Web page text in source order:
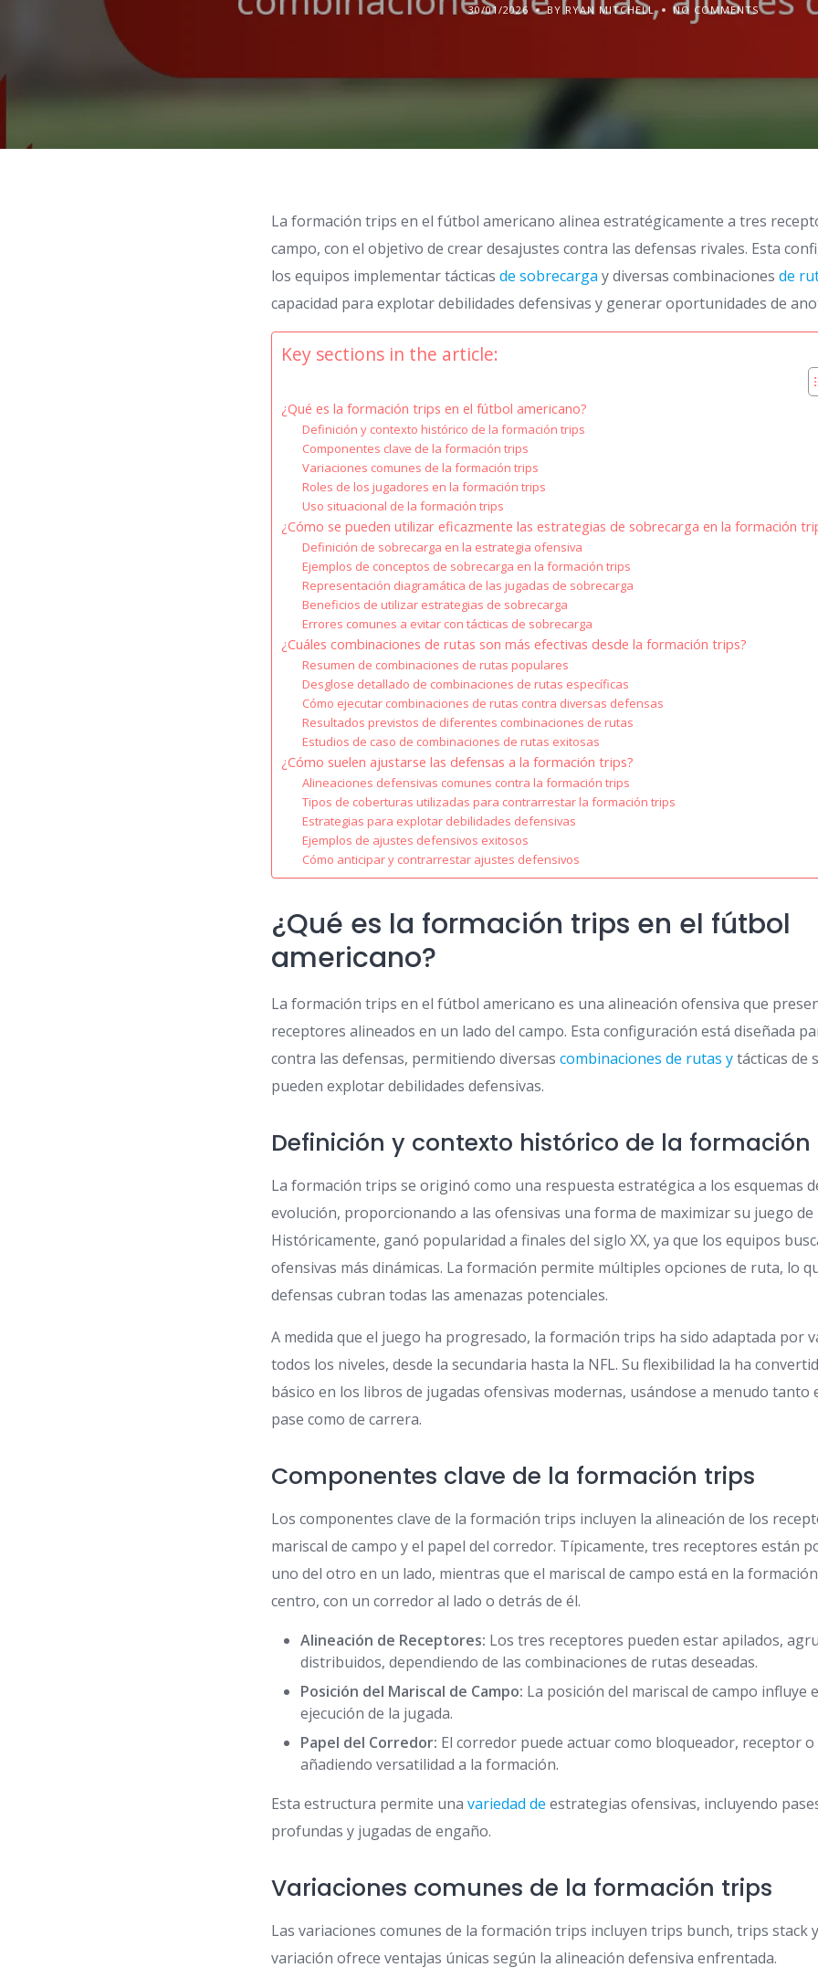
30/01/2026 BY RYAN MITCHELL NO COMMENTS
La formación trips en el fútbol americano alinea estratégicamente a tres
campo, con el objetivo de crear desajustes contra las defensas rivales. Esta
los equipos implementar tácticasde sobrecarga y diversas combinacionesde
capacidad para explotar debilidades defensivas y generar oportunidades de
Key sections in the article:
¿Qué es la formación trips en el fútbol americano?
Definición y contexto histórico de la formación trips
Componentes clave de la formación trips
Variaciones comunes de la formación trips
Roles de los jugadores en la formación trips
Uso situacional de la formación trips
¿Cómo se pueden utilizar eficazmente las estrategias de sobrecarga en la formación
Definición de sobrecarga en la estrategia ofensiva
Ejemplos de conceptos de sobrecarga en la formación trips
Representación diagramática de las jugadas de sobrecarga
Beneficios de utilizar estrategias de sobrecarga
Errores comunes a evitar con tácticas de sobrecarga
¿Cuáles combinaciones de rutas son más efectivas desde la formación trips?
Resumen de combinaciones de rutas populares
Desglose detallado de combinaciones de rutas específicas
Cómo ejecutar combinaciones de rutas contra diversas defensas
Resultados previstos de diferentes combinaciones de rutas
Estudios de caso de combinaciones de rutas exitosas
¿Cómo suelen ajustarse las defensas a la formación trips?
Alineaciones defensivas comunes contra la formación trips
Tipos de coberturas utilizadas para contrarrestar la formación trips
Estrategias para explotar debilidades defensivas
Ejemplos de ajustes defensivos exitosos
Cómo anticipar y contrarrestar ajustes defensivos
¿Qué es la formación trips en el fútbol
americano?
La formación trips en el fútbol americano es una alineación ofensiva que
receptores alineados en un lado del campo. Esta configuración está diseñada
contra las defensas, permitiendo diversascombinaciones de rutas ytácticas de
pueden explotar debilidades defensivas.
Definición y contexto histórico de la
La formación trips se originó como una respuesta estratégica a los esquemas
evolución, proporcionando a las ofensivas una forma de maximizar su juego de
Históricamente, ganó popularidad a finales del siglo XX, ya que los equipos
ofensivas más dinámicas. La formación permite múltiples opciones de ruta, lo
defensas cubran todas las amenazas potenciales.
A medida que el juego ha progresado, la formación trips ha sido adaptada por
todos los niveles, desde la secundaria hasta la NFL. Su flexibilidad la ha
básico en los libros de jugadas ofensivas modernas, usándose a menudo tanto
pase como de carrera.
Componentes clave de la formación trips
Los componentes clave de la formación trips incluyen la alineación de los
mariscal de campo y el papel del corredor. Típicamente, tres receptores están
uno del otro en un lado, mientras que el mariscal de campo está en la
centro, con un corredor al lado o detrás de él.
Alineación de Receptores: Los tres receptores pueden estar apilados,
distribuidos, dependiendo de las combinaciones de rutas deseadas.
Posición del Mariscal de Campo: La posición del mariscal de campo influye
ejecución de la jugada.
Papel del Corredor: El corredor puede actuar como bloqueador, receptor
añadiendo versatilidad a la formación.
Esta estructura permite unavariedad de estrategias ofensivas, incluyendo
profundas y jugadas de engaño.
Variaciones comunes de la formación trips
Las variaciones comunes de la formación trips incluyen trips bunch, trips stack
variación ofrece ventajas únicas según la alineación defensiva enfrentada.